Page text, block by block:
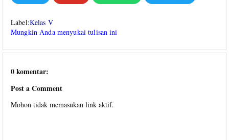
Label:Kelas V
Mungkin Anda menyukai tulisan ini
0 komentar:
Post a Comment
Mohon tidak memasukan link aktif.